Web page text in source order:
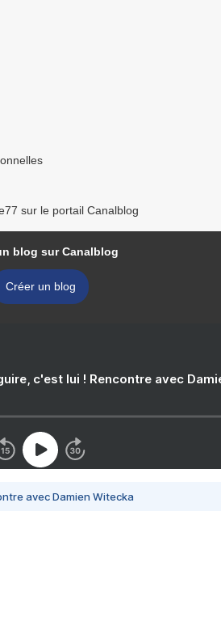
sur le portail Canalblog
blog sur Canalblog
Créer un blog
c'est lui ! Rencontre avec
avec Damien Witecka